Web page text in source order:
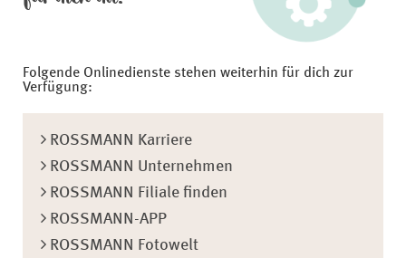
Folgende Onlinedienste stehen weiterhin für dich zur
Verfügung:
ROSSMANN Karriere
ROSSMANN Unternehmen
ROSSMANN Filiale finden
ROSSMANN-APP
ROSSMANN Fotowelt